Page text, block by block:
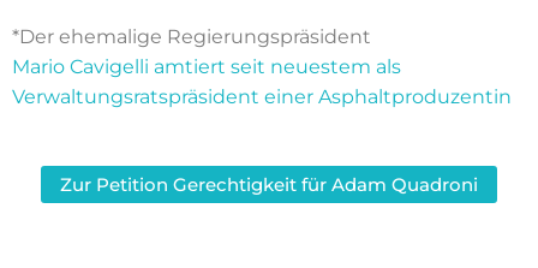
*Der ehemalige Regierungspräsident
Mario Cavigelli amtiert seit neuestem als
Verwaltungsratspräsident einer Asphaltproduzentin
Zur Petition Gerechtigkeit für Adam Quadroni